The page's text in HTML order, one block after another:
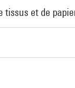
et de